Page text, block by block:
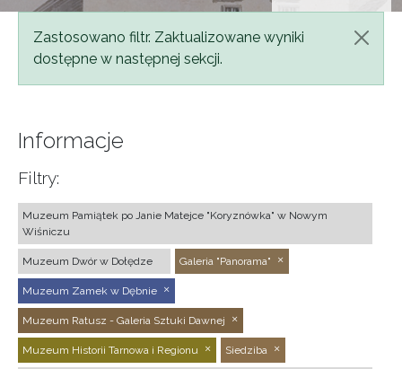
Komunikat
Zastosowano filtr. Zaktualizowane wyniki
dostępne w następnej sekcji.
Informacje
Filtry:
Muzeum Pamiątek po Janie Matejce "Koryznówka" w Nowym
Wiśniczu
Muzeum Dwór w Dołędze Galeria "Panorama"
Muzeum Zamek w Dębnie
Muzeum Ratusz - Galeria Sztuki Dawnej
Muzeum Historii Tarnowa i Regionu Siedziba